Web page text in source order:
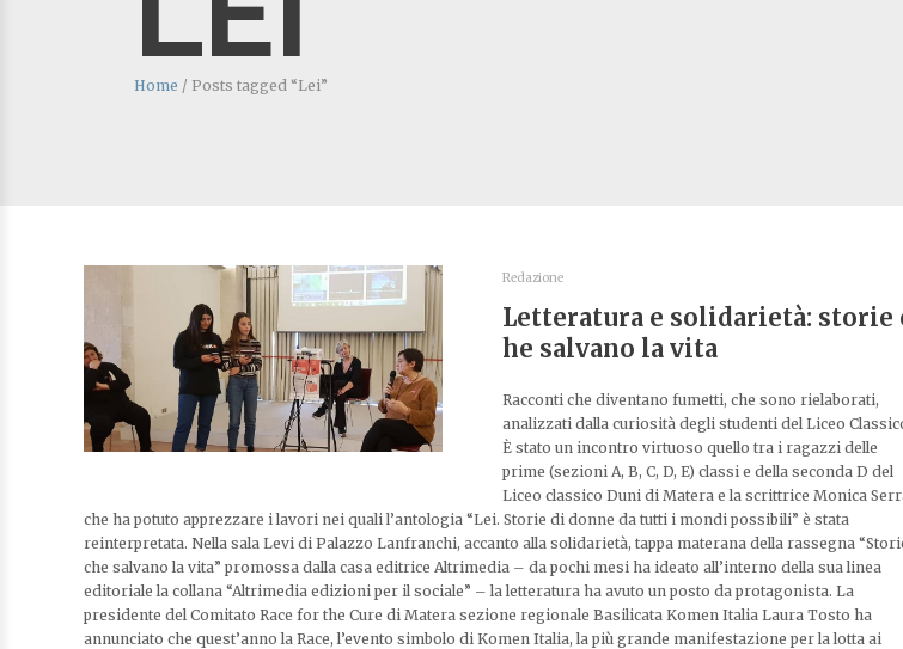
Home / Posts tagged “Lei”
Redazione
Letteratura e solidarietà: storie
he salvano la vita
Racconti che diventano fumetti, che sono rielaborati,
analizzati dalla curiosità degli studenti del Liceo
È stato un incontro virtuoso quello tra i ragazzi delle
prime (sezioni A, B, C, D, E) classi e della seconda D del
Liceo classico Duni di Matera e la scrittrice Monica
che ha potuto apprezzare i lavori nei quali l’antologia “Lei. Storie di donne da tutti i mondi possibili” è stata
reinterpretata. Nella sala Levi di Palazzo Lanfranchi, accanto alla solidarietà, tappa materana della rassegna
che salvano la vita” promossa dalla casa editrice Altrimedia – da pochi mesi ha ideato all’interno della sua linea
editoriale la collana “Altrimedia edizioni per il sociale” – la letteratura ha avuto un posto da protagonista. La
presidente del Comitato Race for the Cure di Matera sezione regionale Basilicata Komen Italia Laura Tosto ha
annunciato che quest’anno la Race, l’evento simbolo di Komen Italia, la più grande manifestazione per la lotta ai